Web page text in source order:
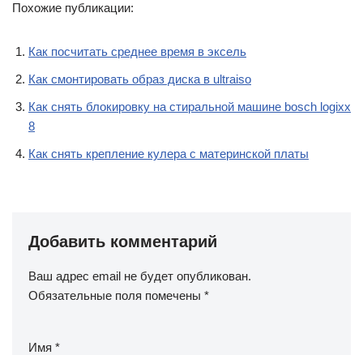
Похожие публикации:
Как посчитать среднее время в эксель
Как смонтировать образ диска в ultraiso
Как снять блокировку на стиральной машине bosch logixx
8
Как снять крепление кулера с материнской платы
Добавить комментарий
Ваш адрес email не будет опубликован.
Обязательные поля помечены *
Имя *